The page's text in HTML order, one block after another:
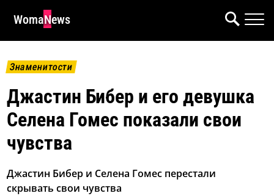
WomaNews
Знаменитости
Джастин Бибер и его девушка
Селена Гомес показали свои
чувства
Джастин Бибер и Селена Гомес перестали
скрывать свои чувства